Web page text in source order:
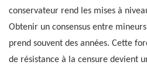
conservateur rend les mises à
Obtenir un consensus entre
prend souvent des années. Cette
de résistance à la censure devient